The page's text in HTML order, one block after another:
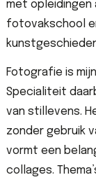
met opleidingen
fotovakschool
Fotografie is
Specialiteit
van stillevens.
zonder gebruik
vormt een
collages.